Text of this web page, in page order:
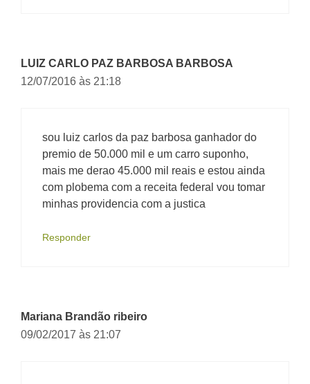
LUIZ CARLO PAZ BARBOSA BARBOSA
12/07/2016 às 21:18
sou luiz carlos da paz barbosa ganhador do
premio de 50.000 mil e um carro suponho,
mais me derao 45.000 mil reais e estou ainda
com plobema com a receita federal vou tomar
minhas providencia com a justica
Responder
Mariana Brandão ribeiro
09/02/2017 às 21:07